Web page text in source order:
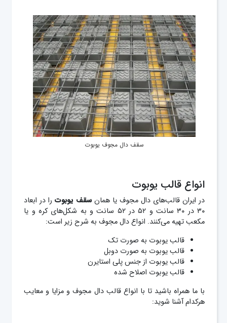
سقف دال مجوف یوبوت
انواع قالب یوبوت
در ایران قالب‌های دال مجوف یا همانسقف یوبوترا در ابعاد
۳۰ در ۳۰ سانت و ۵۲ در ۵۲ سانت و به شکل‌های کره و یا
مکعب تهیه می‌کنند. انواع دال مجوف به شرح زیر است:
قالب یوبوت به صورت تک
قالب یوبوت به صورت دوبل
قالب یوبوت از جنس پلی استایرن
قالب یوبوت اصلاح شده
با ما همراه باشید تا با انواع قالب دال مجوف و مزایا و معایب
هرکدام آشنا شوید: